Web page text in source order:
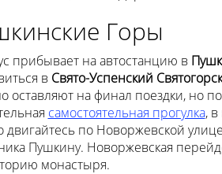
Горы
прибывает на автостанцию в
в Свято-Успенский
оставляют на финал поездки, но
самостоятельная прогулка, в
двигайтесь по Новоржевской
Пушкину. Новоржевская
монастыря.